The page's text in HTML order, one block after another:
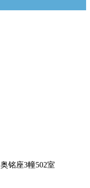
铭座3幢502室